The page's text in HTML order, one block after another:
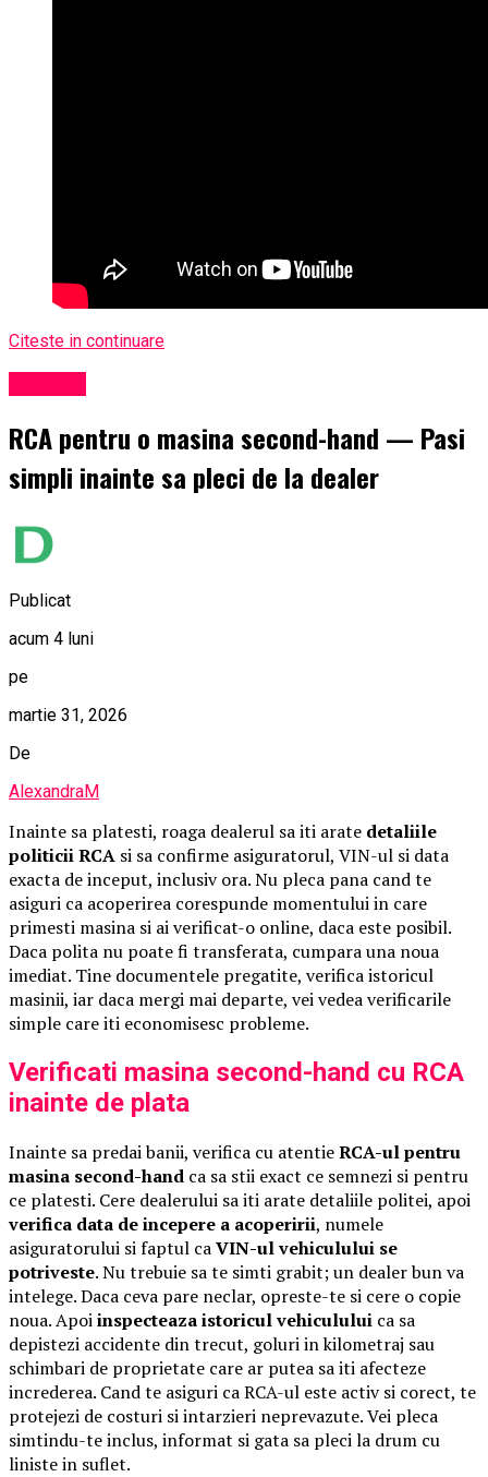
Citeste in continuare
RCA pentru o masina second-hand — Pasi
simpli inainte sa pleci de la dealer
Publicat
acum 4 luni
pe
martie 31, 2026
De
AlexandraM
Inainte sa platesti, roaga dealerul sa iti arate detaliile
politicii RCA si sa confirme asiguratorul, VIN-ul si data
exacta de inceput, inclusiv ora. Nu pleca pana cand te
asiguri ca acoperirea corespunde momentului in care
primesti masina si ai verificat-o online, daca este posibil.
Daca polita nu poate fi transferata, cumpara una noua
imediat. Tine documentele pregatite, verifica istoricul
masinii, iar daca mergi mai departe, vei vedea verificarile
simple care iti economisesc probleme.
Verificati masina second-hand cu RCA
inainte de plata
Inainte sa predai banii, verifica cu atentieRCA-ul pentru
masina second-hand ca sa stii exact ce semnezi si pentru
ce platesti. Cere dealerului sa iti arate detaliile politei, apoi
verifica data de incepere a acoperirii, numele
asiguratorului si faptul caVIN-ul vehiculului se
potriveste. Nu trebuie sa te simti grabit; un dealer bun va
intelege. Daca ceva pare neclar, opreste-te si cere o copie
noua. Apoiinspecteaza istoricul vehiculului ca sa
depistezi accidente din trecut, goluri in kilometraj sau
schimbari de proprietate care ar putea sa iti afecteze
increderea. Cand te asiguri ca RCA-ul este activ si corect, te
protejezi de costuri si intarzieri neprevazute. Vei pleca
simtindu-te inclus, informat si gata sa pleci la drum cu
liniste in suflet.